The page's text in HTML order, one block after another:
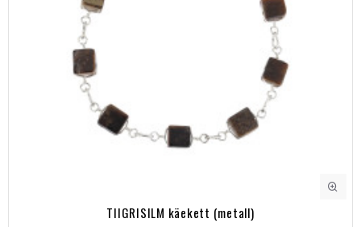
TIIGRISILM käekett (metall)